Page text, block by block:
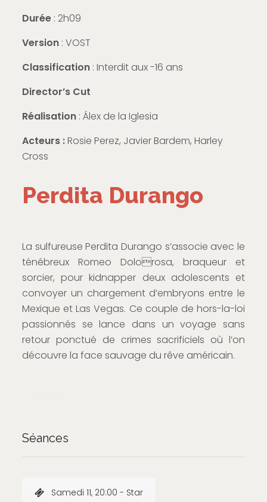
Durée: 2h09
Version : VOST
Classification : Interdit aux -16 ans
Director’s Cut
Réalisation: Álex de la Iglesia
Acteurs :Rosie Perez, Javier Bardem, Harley
Cross
Perdita Durango
La sulfureuse Perdita Durango s’associe avec le
ténébreux Romeo Dolorosa, braqueur et
sorcier, pour kidnapper deux adolescents et
convoyer un chargement d’embryons entre le
Mexique et Las Vegas. Ce couple de hors-la-loi
passionnés se lance dans un voyage sans
retour ponctué de crimes sacrificiels où l’on
découvre la face sauvage du rêve américain.
Séances
Samedi 11, 20:00 - Star